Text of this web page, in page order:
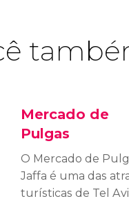
Mercado de
Pulgas
O Mercado de
Jaffa é uma das
turísticas de Tel